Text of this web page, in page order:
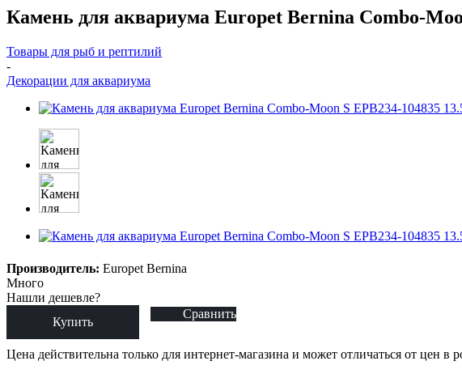
Камень для аквариума Europet Bernina Combo-
Товары для рыб и рептилий
-
Декорации для аквариума
Производитель: Europet Bernina
Много
Нашли дешевле?
Купить
Сравнить
Цена действительна только для интернет-магазина и может отличаться от цен в